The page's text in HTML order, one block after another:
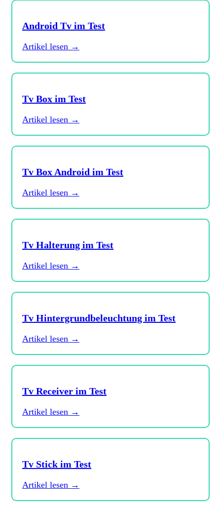
Android Tv im Test
Artikel lesen →
Tv Box im Test
Artikel lesen →
Tv Box Android im Test
Artikel lesen →
Tv Halterung im Test
Artikel lesen →
Tv Hintergrundbeleuchtung im Test
Artikel lesen →
Tv Receiver im Test
Artikel lesen →
Tv Stick im Test
Artikel lesen →